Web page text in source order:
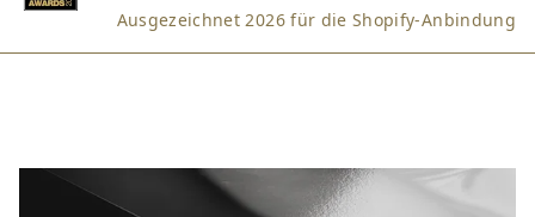
Ausgezeichnet 2026 für die Shopify-Anbindung